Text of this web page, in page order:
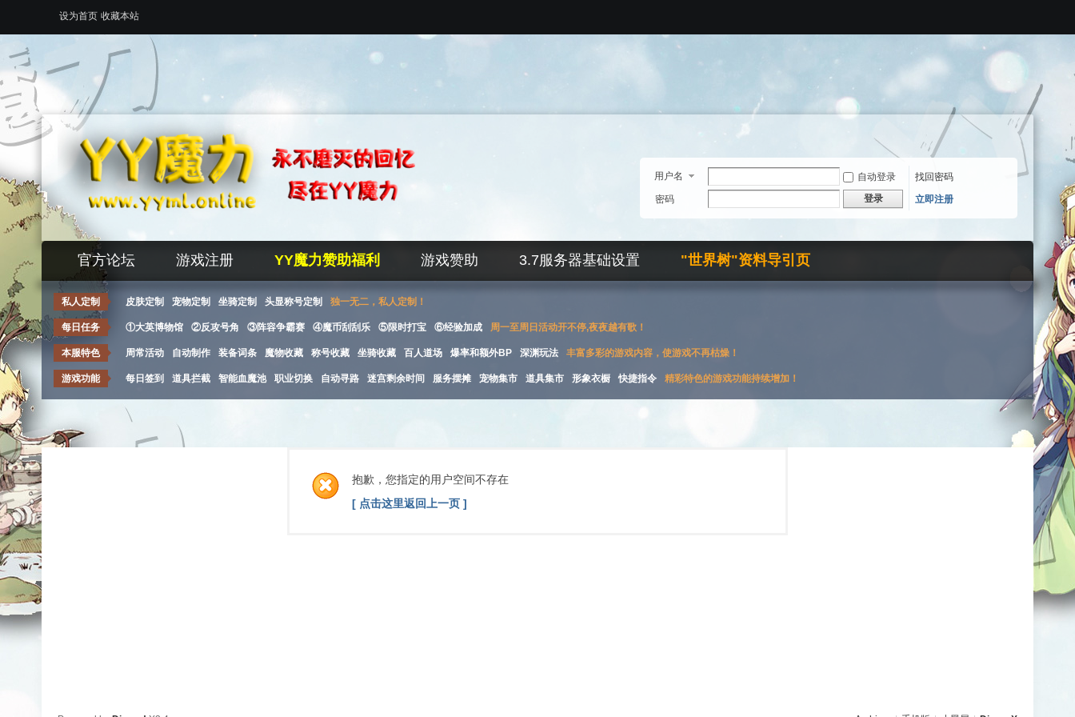
设为首页 收藏本站
用户名 自动登录
找回密码
密码
登录 立即注册
官方论坛 游戏注册 YY魔力赞助福利 游戏赞助 3.7服务器基础设置 "世界树"资料导引页
私人定制 皮肤定制 宠物定制 坐骑定制 头显称号定制 独一无二，私人定制！
每日任务 ①大英博物馆 ②反攻号角 ③阵容争霸赛 ④魔币刮刮乐 ⑤限时打宝 ⑥经验加成 周一至周日活动开不停,夜夜越有歌！
本服特色 周常活动 自动制作 装备词条 魔物收藏 称号收藏 坐骑收藏 百人道场 爆率和额外BP 深渊玩法 丰富多彩的游戏内容，使游戏不再枯燥！
游戏功能 每日签到 道具拦截 智能血魔池 职业切换 自动寻路 迷宫剩余时间 服务摆摊 宠物集市 道具集市 形象衣橱 快捷指令 精彩特色的游戏功能持续增加！
抱歉，您指定的用户空间不存在
[ 点击这里返回上一页 ]